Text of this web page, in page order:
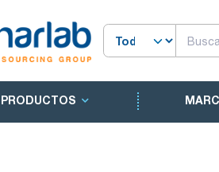
PRODUCTOS